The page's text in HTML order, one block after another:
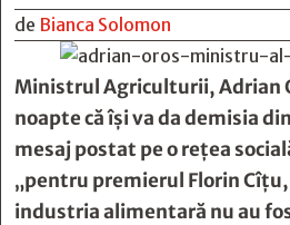
de Bianca Solomon
Ministrul Agriculturii, Adrian
noapte că îşi va da demisia
mesaj postat pe o rețea
„pentru premierul Florin
industria alimentară nu au